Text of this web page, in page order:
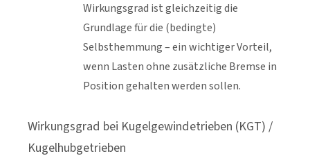
Wirkungsgrad ist gleichzeitig die
Grundlage für die (bedingte)
Selbsthemmung – ein wichtiger Vorteil,
wenn Lasten ohne zusätzliche Bremse in
Position gehalten werden sollen.
Wirkungsgrad bei Kugelgewindetrieben (KGT) /
Kugelhubgetrieben